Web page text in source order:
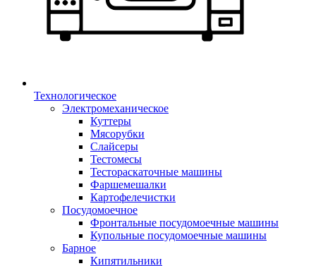
Технологическое
Электромеханическое
Куттеры
Мясорубки
Слайсеры
Тестомесы
Тестораскаточные машины
Фаршемешалки
Картофелечистки
Посудомоечное
Фронтальные посудомоечные машины
Купольные посудомоечные машины
Барное
Кипятильники